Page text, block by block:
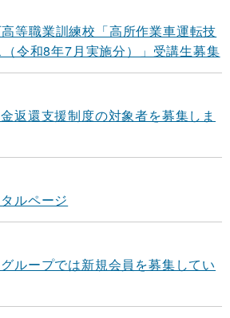
等職業訓練校「高所作業車運転技
令和8年7月実施分）」受講生募集
返還支援制度の対象者を募集しま
ルページ
ループでは新規会員を募集してい